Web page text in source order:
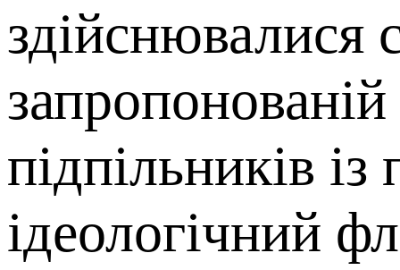
здійснювалися
запропонованій
підпільників
ідеологічний